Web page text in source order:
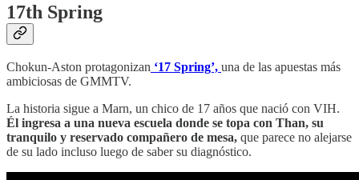
17th Spring
Chokun-Aston protagonizan ‘17 Spring’, una de las apuestas más
ambiciosas de GMMTV.
La historia sigue a Marn, un chico de 17 años que nació con VIH.
Él ingresa a una nueva escuela donde se topa con Than, su
tranquilo y reservado compañero de mesa, que parece no alejarse
de su lado incluso luego de saber su diagnóstico.